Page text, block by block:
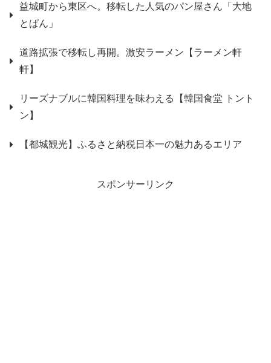
益城町から東区へ。移転した人気のパン屋さん「大地
とぱん」
道路拡張で移転し再開。激安ラーメン【ラーメン軒
軒】
リーズナブルに韓国料理を味わえる【韓国食堂 トント
ン】
【都城観光】ふるさと納税日本一の魅力あるエリア
スポンサーリンク